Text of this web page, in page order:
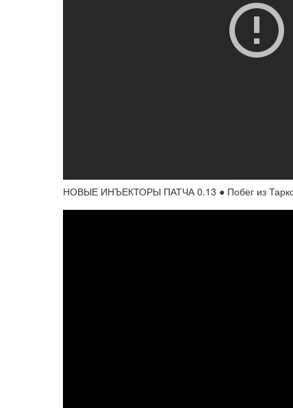
НОВЫЕ ИНЪЕКТОРЫ ПАТЧА 0.13 ● Побег из